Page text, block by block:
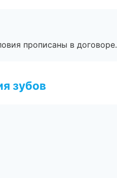
прописаны в договоре.
зубов